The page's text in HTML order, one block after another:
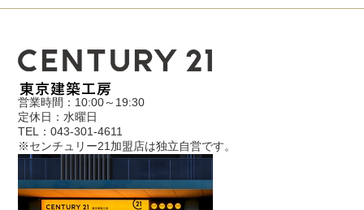
営業時間：10:00～19:30
定休日：水曜日
TEL：043-301-4611
※センチュリー21加盟店は独立自営です。